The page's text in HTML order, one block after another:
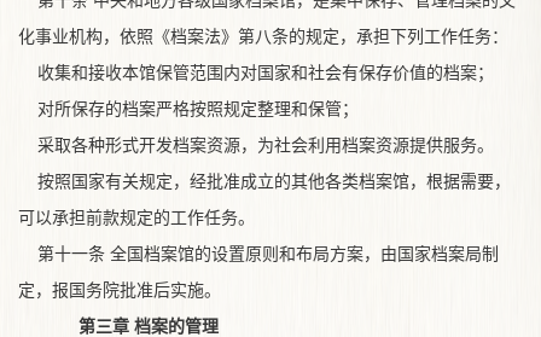
化事业机构，依照《档案法》第八条的规定，承担下列工作任务：
收集和接收本馆保管范围内对国家和社会有保存价值的档案；
对所保存的档案严格按照规定整理和保管；
采取各种形式开发档案资源，为社会利用档案资源提供服务。
按照国家有关规定，经批准成立的其他各类档案馆，根据需要，
可以承担前款规定的工作任务。
第十一条 全国档案馆的设置原则和布局方案，由国家档案局制
定，报国务院批准后实施。
第三章 档案的管理